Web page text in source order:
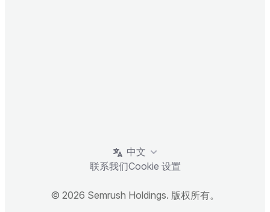
中文
联系我们Cookie 设置
© 2026 Semrush Holdings. 版权所有。